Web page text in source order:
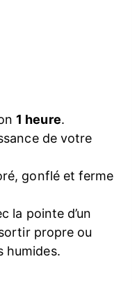
1 heure.
de votre
gonflé et ferme
la pointe d’un
propre ou
humides.